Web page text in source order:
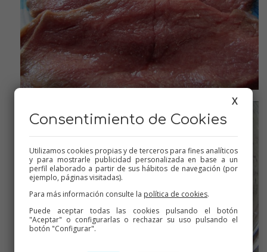
X
Consentimiento de Cookies
Utilizamos cookies propias y de terceros para fines analíticos
y para mostrarle publicidad personalizada en base a un
perfil elaborado a partir de sus hábitos de navegación (por
ejemplo, páginas visitadas).
Para más información consulte la política de cookies.
Puede aceptar todas las cookies pulsando el botón
"Aceptar" o configurarlas o rechazar su uso pulsando el
botón "Configurar".